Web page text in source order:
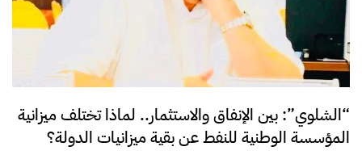
“الشلوي”: بين الإنفاق والاستثمار.. لماذا تختلف ميزانية
المؤسسة الوطنية للنفط عن بقية ميزانيات الدولة؟